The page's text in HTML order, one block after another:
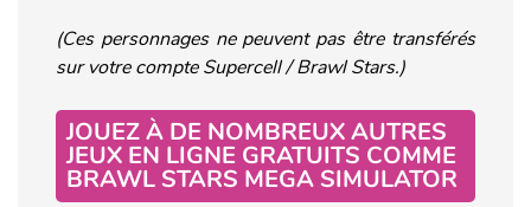
(Ces personnages ne peuvent pas être transférés
sur votre compte Supercell / Brawl Stars.)
JOUEZ À DE NOMBREUX AUTRES
JEUX EN LIGNE GRATUITS COMME
BRAWL STARS MEGA SIMULATOR